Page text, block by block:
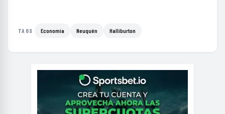
TAGS Economía Neuquén Halliburton